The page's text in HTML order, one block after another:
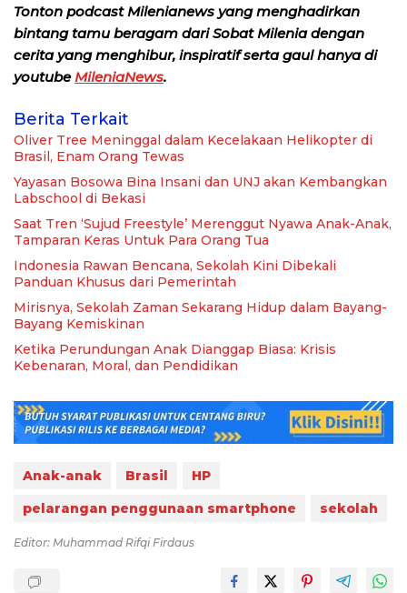
Tonton podcast Milenianews yang menghadirkan
bintang tamu beragam dari Sobat Milenia dengan
cerita yang menghibur, inspiratif serta gaul hanya di
youtubeMileniaNews.
Berita Terkait
Oliver Tree Meninggal dalam Kecelakaan Helikopter di
Brasil, Enam Orang Tewas
Yayasan Bosowa Bina Insani dan UNJ akan Kembangkan
Labschool di Bekasi
Saat Tren ‘Sujud Freestyle’ Merenggut Nyawa Anak-Anak,
Tamparan Keras Untuk Para Orang Tua
Indonesia Rawan Bencana, Sekolah Kini Dibekali
Panduan Khusus dari Pemerintah
Mirisnya, Sekolah Zaman Sekarang Hidup dalam Bayang-
Bayang Kemiskinan
Ketika Perundungan Anak Dianggap Biasa: Krisis
Kebenaran, Moral, dan Pendidikan
Anak-anak Brasil
HP
pelarangan penggunaan smartphone
sekolah
Editor: Muhammad Rifqi Firdaus